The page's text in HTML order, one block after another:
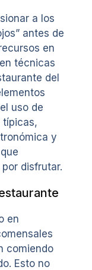
a los
antes de
en
técnicas
del
uso de
típicas,
y
disfrutar.
en
comiendo
Esto no